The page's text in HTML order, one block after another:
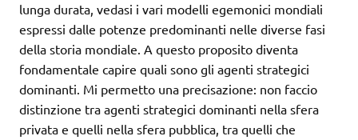
lunga durata, vedasi i vari modelli egemonici mondiali
espressi dalle potenze predominanti nelle diverse fasi
della storia mondiale. A questo proposito diventa
fondamentale capire quali sono gli agenti strategici
dominanti. Mi permetto una precisazione: non faccio
distinzione tra agenti strategici dominanti nella sfera
privata e quelli nella sfera pubblica, tra quelli che